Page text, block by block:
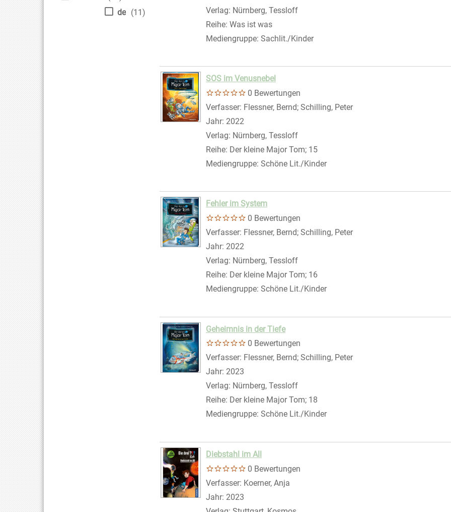
de (11)
Verlag: Nürnberg, Tessloff
Reihe: Was ist was
Mediengruppe: Sachlit./Kinder
SOS im Venusnebel
0 Bewertungen
Verfasser: Flessner, Bernd; Schilling, PeterSuche nach diesem
Jahr: 2022
Verlag: Nürnberg, Tessloff
Reihe: Der kleine Major Tom; 15
Mediengruppe: Schöne Lit./Kinder
Fehler im System
0 Bewertungen
Verfasser: Flessner, Bernd; Schilling, PeterSuche nach diesem
Jahr: 2022
Verlag: Nürnberg, Tessloff
Reihe: Der kleine Major Tom; 16
Mediengruppe: Schöne Lit./Kinder
Geheimnis in der Tiefe
0 Bewertungen
Verfasser: Flessner, Bernd; Schilling, PeterSuche nach diesem
Jahr: 2023
Verlag: Nürnberg, Tessloff
Reihe: Der kleine Major Tom; 18
Mediengruppe: Schöne Lit./Kinder
Diebstahl im All
0 Bewertungen
Verfasser: Koerner, Anja
Jahr: 2023